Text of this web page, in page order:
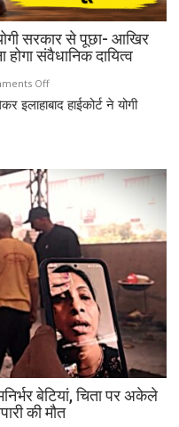
बेटे
को
राजनीति
में
आगे
ऐलान
सरकार से पूछा- आखिर
संवैधानिक दायित्व
Offon
यूपी
हाईकोर्ट
योगी
से
पूछा-
आखिर
चुनाव
में
देरी
क्यों?
नवंबर
तक
हाईकोर्ट ने योगी
बेटियां, चिता पर अकेले
की मौत